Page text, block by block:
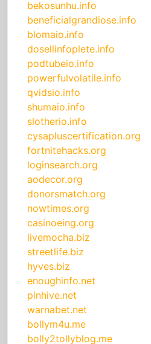
bekosunhu.info
beneficialgrandiose.info
blomaio.info
dosellinfoplete.info
podtubeio.info
powerfulvolatile.info
qvidsio.info
shumaio.info
slotherio.info
cysapluscertification.org
fortnitehacks.org
loginsearch.org
aodecor.org
donorsmatch.org
nowtimes.org
casinoeing.org
livemocha.biz
streetlife.biz
hyves.biz
enoughinfo.net
pinhive.net
warnabet.net
bollym4u.me
bolly2tollyblog.me